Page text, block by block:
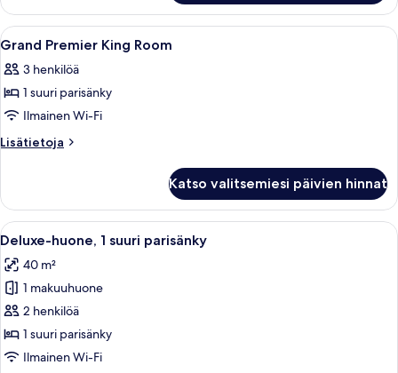
Twin
Room
Avaa
kaikki
huonetyypin
Grand
Premier
King
Hotellihuone, jossa on sänky,
4
Grand Premier King Room
3 henkilöä
1 suuri parisänky
Ilmainen Wi-Fi
Lisätietoja
Lisätietoja
King
Room
Katso valitsemiesi päivien hinnat
Avaa
kaikki
huonetyypin
Deluxe-
huone,
1
suuri
Hotellihuone, jossa on suuri sänky,
6
Deluxe-huone, 1 suuri parisänky
40 m²
1 makuuhuone
2 henkilöä
1 suuri parisänky
Ilmainen Wi-Fi